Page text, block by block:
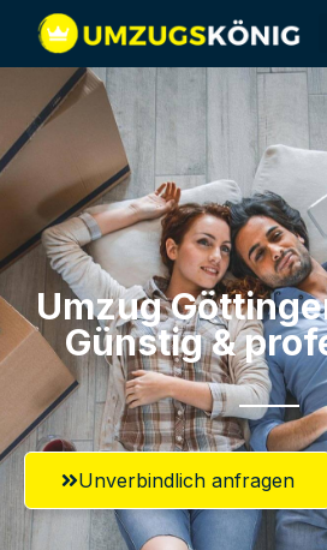
Umzug
Günstig &
Unverbindlich anfragen